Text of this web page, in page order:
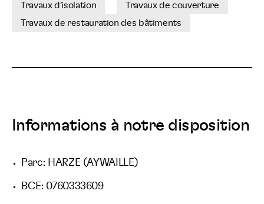
Travaux d'isolation
Travaux de couverture
Travaux de restauration des bâtiments
Informations à notre disposition
Parc: HARZE (AYWAILLE)
BCE: 0760333609